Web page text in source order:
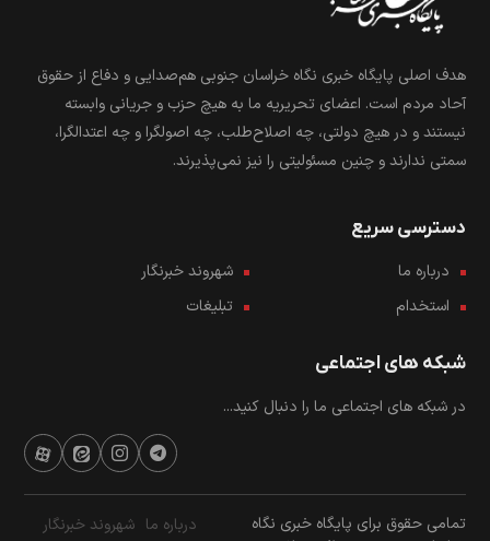
هدف اصلی پایگاه خبری نگاه خراسان جنوبی هم‌صدایی و دفاع از حقوق
آحاد مردم است. اعضای تحریریه ما به هیچ حزب و جریانی وابسته
نیستند و در هیچ دولتی، چه اصلاح‌طلب، چه اصولگرا و چه اعتدالگرا،
سمتی ندارند و چنین مسئولیتی را نیز نمی‌پذیرند.
دسترسی سریع
درباره ما
شهروند خبرنگار
استخدام
تبلیغات
شبکه های اجتماعی
در شبکه های اجتماعی ما را دنبال کنید...
تمامی حقوق برای پایگاه خبری نگاه
درباره ما شهروند خبرنگار